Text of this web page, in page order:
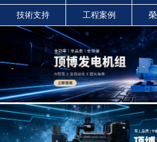
技術支持 工程案例
靜音發電機組
濰柴發電機組
珀金斯發電機
沃爾沃發電機
康明斯柴油發電
上柴發電機組
玉柴發電機組